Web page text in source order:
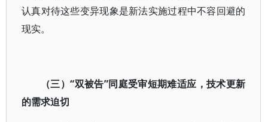
认真对待这些变异现象是新法实施过程中不容回避的
现实。
（三）“双被告”同庭受审短期难适应，技术更新
的需求迫切